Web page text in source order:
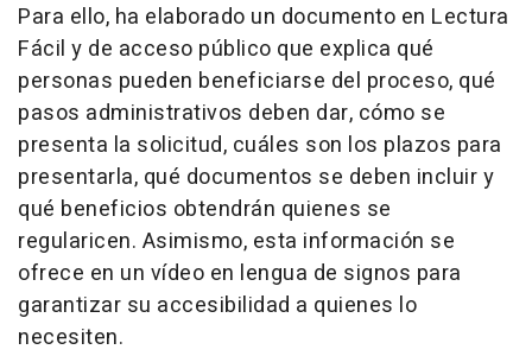
Para ello, ha elaborado un documento en Lectura
Fácil y de acceso público que explica qué
personas pueden beneficiarse del proceso, qué
pasos administrativos deben dar, cómo se
presenta la solicitud, cuáles son los plazos para
presentarla, qué documentos se deben incluir y
qué beneficios obtendrán quienes se
regularicen. Asimismo, esta información se
ofrece en un vídeo en lengua de signos para
garantizar su accesibilidad a quienes lo
necesiten.